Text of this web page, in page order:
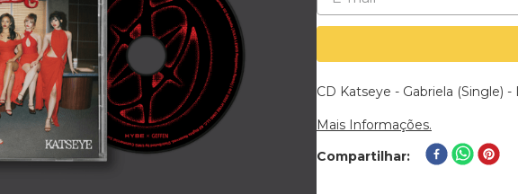
CD Katseye - Gabriela (Single)
Mais Informações.
Compartilhar